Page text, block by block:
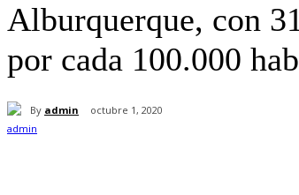
Alburquerque, con
por cada 100.000
By admin octubre 1, 2020